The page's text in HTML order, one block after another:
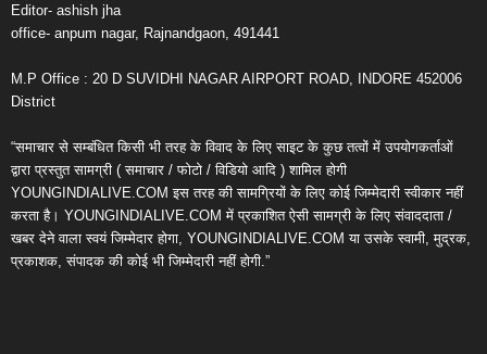
Editor- ashish jha
office- anpum nagar, Rajnandgaon, 491441
M.P Office : 20 D SUVIDHI NAGAR AIRPORT ROAD, INDORE 452006
District
“समाचार से सम्बंधित किसी भी तरह के विवाद के लिए साइट के कुछ तत्वों में उपयोगकर्ताओं
द्वारा प्रस्तुत सामग्री ( समाचार / फोटो / विडियो आदि ) शामिल होगी
YOUNGINDIALIVE.COM इस तरह की सामग्रियों के लिए कोई जिम्मेदारी स्वीकार नहीं
करता है। YOUNGINDIALIVE.COM में प्रकाशित ऐसी सामग्री के लिए संवाददाता /
खबर देने वाला स्वयं जिम्मेदार होगा, YOUNGINDIALIVE.COM या उसके स्वामी, मुद्रक,
प्रकाशक, संपादक की कोई भी जिम्मेदारी नहीं होगी.”